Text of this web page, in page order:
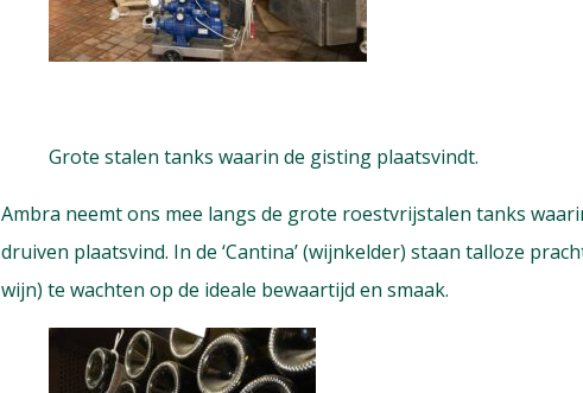
Grote stalen tanks waarin de gisting plaatsvindt.
Ambra neemt ons mee langs de grote roestvrijstalen tanks
druiven plaatsvind. In de ‘Cantina’ (wijnkelder) staan talloze
wijn) te wachten op de ideale bewaartijd en smaak.